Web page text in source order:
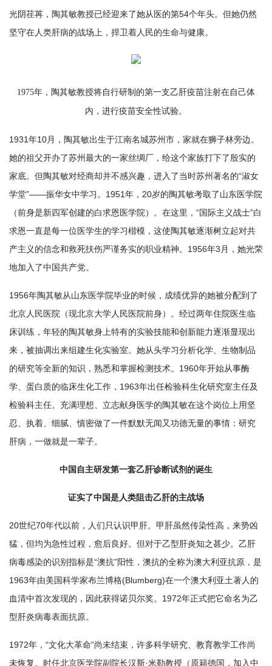
光阴荏苒，陶其敏教授已经迎来了她从医的第54个年头。但她仍然
坚守在人类肝病的战场上，捍卫着人民的生命与健康。
1975年，陶其敏教授将自行研制的第一支乙肝疫苗注射在自己体
内，进行疫苗安全性试验。
1931年10月，陶其敏出生于江南名城苏州市，家就在狮子林旁边。
她的祖父开办了苏州最大的一家丝绸厂，给这个家族打下了殷实的
家底。但陶其敏对经商却并不感兴趣，进入了当时苏州著名的“淑女
学堂”——振华女中学习。1951年，20岁的陶其敏考取了山东医学院
（前身是新四军创建的白求恩医学院）。在这里，“国际主义战士”白
求恩一直是每一位医学生的学习楷模，这使陶其敏逐渐树立起对共
产主义的信念和救死扶伤严谨务实的职业精神。1956年3月，她光荣
地加入了中国共产党。
1956年陶其敏从山东医学院毕业的时候，成绩优异的她被分配到了
北京人民医院（现北京大学人民医院前身）。经过两年住院医生临
床训练，年轻的陶其敏身上特有的实验技能和创新能力逐渐显现出
来，被抽调出来组建生化实验室。她从头学习分析化学、生物制品
的研究等全新的知识，熟悉和掌握检测技术。1960年开始从事酶
学、蛋白质的临床生化工作，1963年出任检验科生化研究室主任及
检验科主任。充满理想、立志献身医学的陶其敏在这个岗位上用坚
忍、执着、细腻、慎密做了一件默默无闻又功德无量的事情：研究
肝病，一做就是一辈子。
中国自主研发第一套乙肝诊断试剂的诞生
证实了中国是人类阻击乙肝的主战场
20世纪70年代以前，人们只认识甲肝。甲肝虽然传染性高，来势凶
猛，但均为急性过程，愈后良好。但对于乙型肝炎知之甚少。乙肝
病毒感染的识别指标是“澳抗”阳性，澳抗的全称为澳大利亚抗原，是
1963年由美国科学家布兰博格(Blumberg)在一个澳大利亚土著人的
血清中首次发现的，因此获得诺贝尔奖。1972年正式把它命名为乙
型肝炎病毒表面抗原。
1972年，“文化大革命”尚未结束，许多科学研究、教育教学工作尚
未恢复。时任北京医学院副院长汉斯·米勒教授（原籍德国，加入中